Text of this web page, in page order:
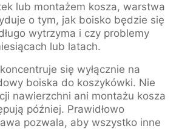
lub montażem kosza, warstwa
o tym, jak boisko będzie się
wytrzyma i czy problemy
lub latach.
się wyłącznie na
boiska do koszykówki. Nie
nawierzchni ani montażu kosza
później. Prawidłowo
pozwala, aby wszystko inne